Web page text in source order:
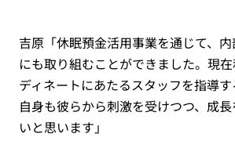
吉原「休眠預金活用事業を通じて、
にも取り組むことができました。現
ディネートにあたるスタッフを指導
自身も彼らから刺激を受けつつ、成
いと思います」